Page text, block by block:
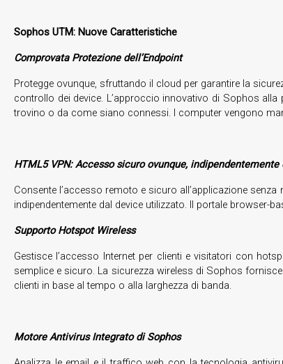
Sophos UTM: Nuove Caratteristiche
Comprovata Protezione dell’Endpoint
Protegge ovunque, sfruttando il cloud per garantire la
controllo dei device. L’approccio innovativo di Sophos
trovino o da come siano connessi. I computer vengono
HTML5 VPN: Accesso sicuro ovunque,
Consente l’accesso remoto e sicuro all’applicazione
indipendentemente dal device utilizzato. Il portale browser-
Supporto Hotspot Wireless
Gestisce l’accesso Internet per clienti e visitatori con
semplice e sicuro. La sicurezza wireless di Sophos
clienti in base al tempo o alla larghezza di banda.
Motore Antivirus Integrato di Sophos